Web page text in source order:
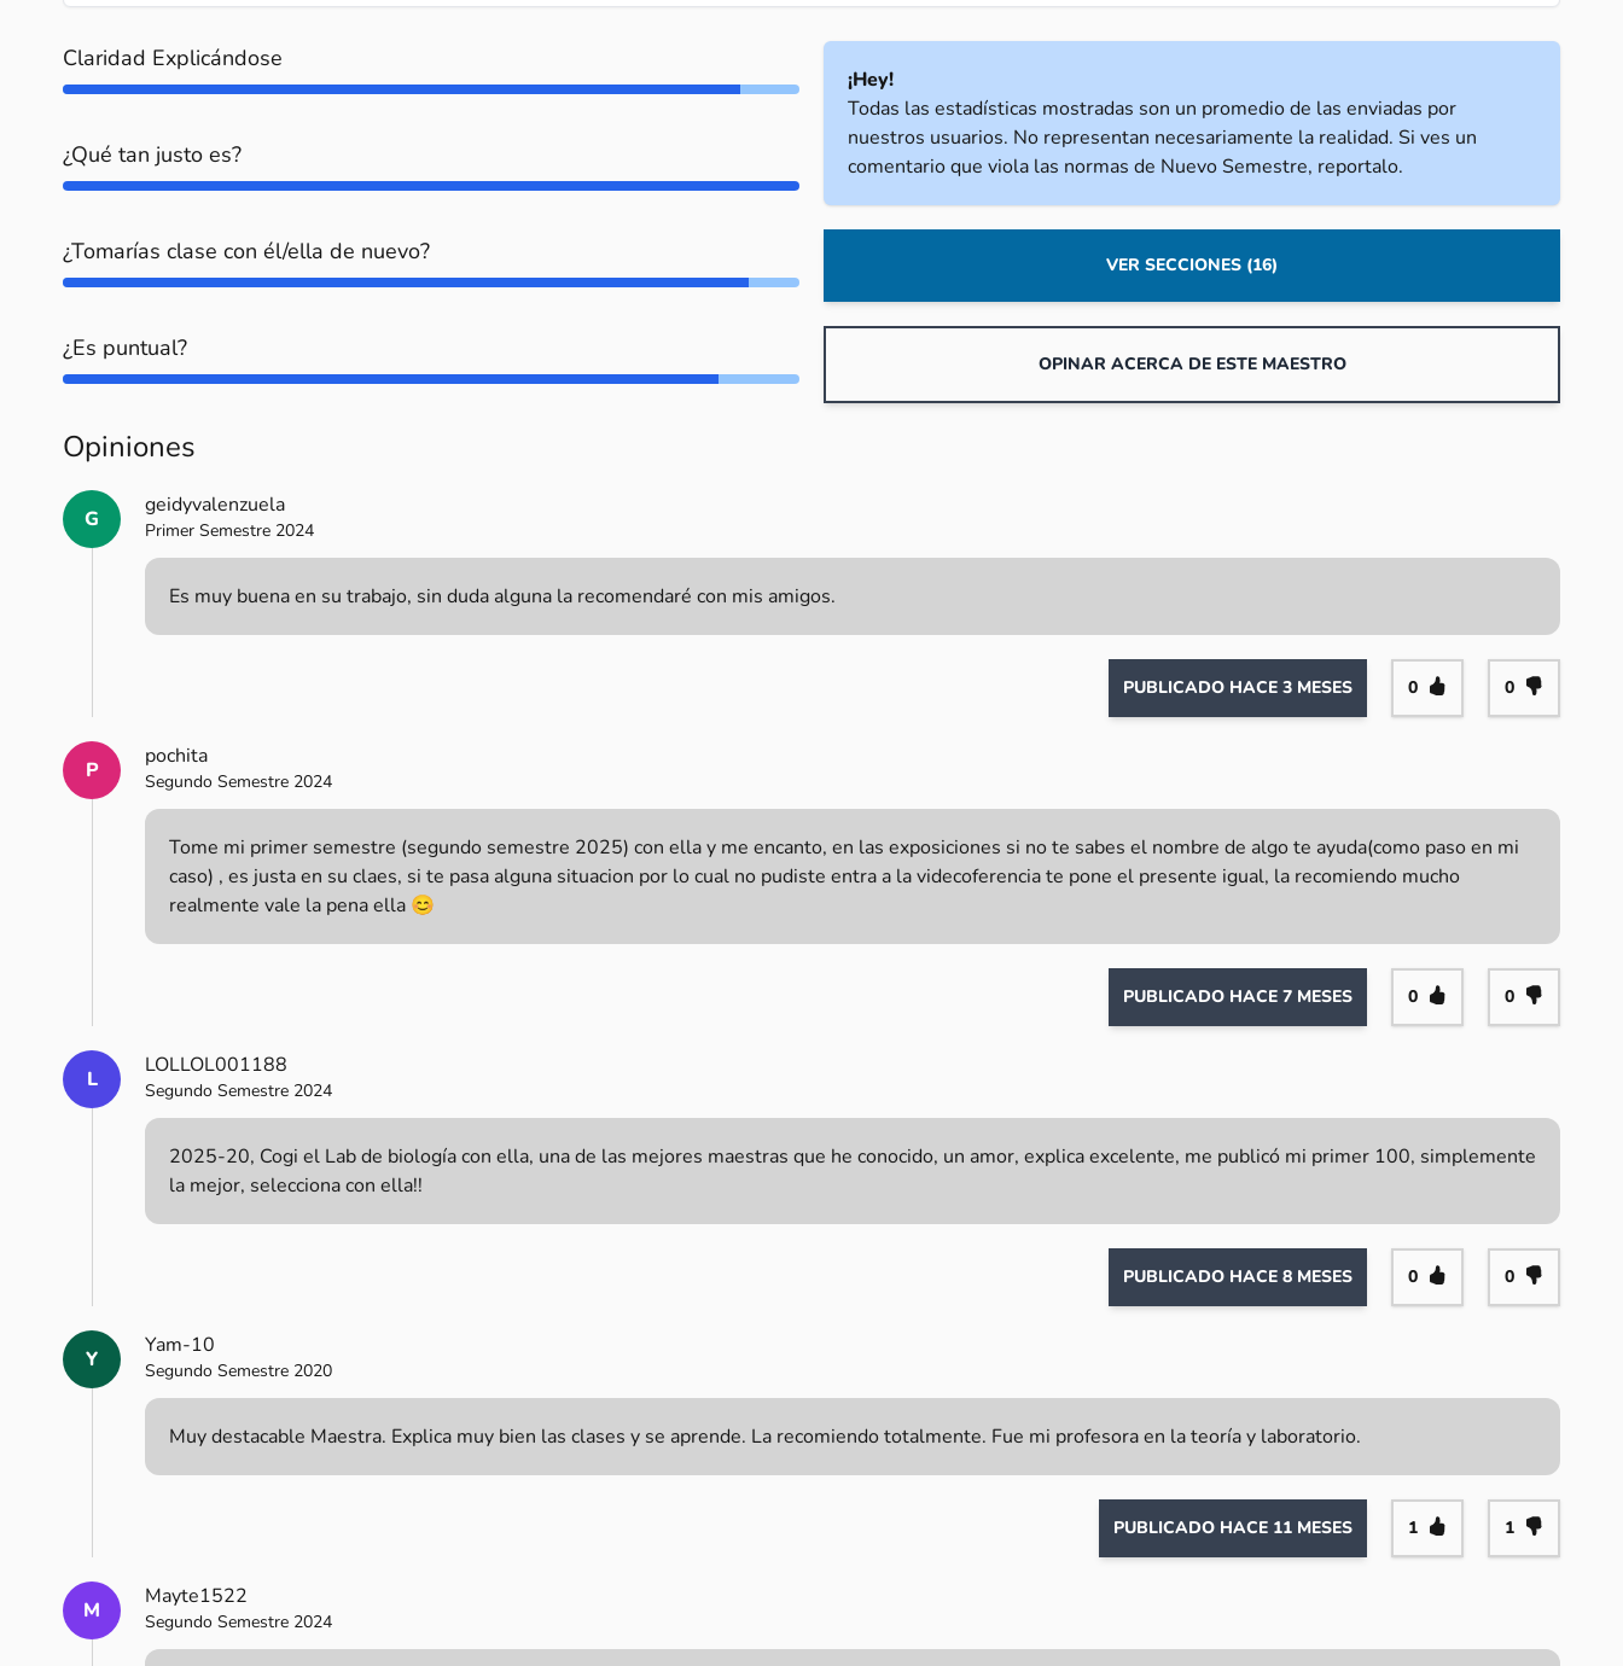
Claridad Explicándose
¿Qué tan justo es?
¿Tomarías clase con él/ella de nuevo?
¿Es puntual?
¡Hey!
Todas las estadísticas mostradas son un promedio de las enviadas por
nuestros usuarios. No representan necesariamente la realidad. Si ves un
comentario que viola las normas de Nuevo Semestre, reportalo.
VER SECCIONES (16)
OPINAR ACERCA DE ESTE MAESTRO
Opiniones
G
geidyvalenzuela
Primer Semestre 2024
Es muy buena en su trabajo, sin duda alguna la recomendaré con mis amigos.
PUBLICADO HACE 3 MESES 0 0
P
pochita
Segundo Semestre 2024
Tome mi primer semestre (segundo semestre 2025) con ella y me encanto, en las exposiciones si no te sabes el nombre de algo te ayuda(como paso en mi
caso) , es justa en su claes, si te pasa alguna situacion por lo cual no pudiste entra a la videcoferencia te pone el presente igual, la recomiendo mucho
realmente vale la pena ella 😊
PUBLICADO HACE 7 MESES 0 0
L
LOLLOL001188
Segundo Semestre 2024
2025-20, Cogi el Lab de biología con ella, una de las mejores maestras que he conocido, un amor, explica excelente, me publicó mi primer 100, simplemente
la mejor, selecciona con ella!!
PUBLICADO HACE 8 MESES 0 0
Y
Yam-10
Segundo Semestre 2020
Muy destacable Maestra. Explica muy bien las clases y se aprende. La recomiendo totalmente. Fue mi profesora en la teoría y laboratorio.
PUBLICADO HACE 11 MESES 1 1
M
Mayte1522
Segundo Semestre 2024